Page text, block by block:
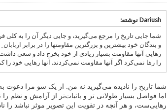
Dariush نوشته:
شما جایی تاریخ‌ را مرجع می‌گیرید، و جایی دیگر آن را به کلی
و بندگان خود بیشترین و بزرگترین مقاومتها را در برابر
رهایی آنها مقاومت بسیار زیادی از خود بخرج داد و سعی
را رها نمی‌کرد اگر آنها مقاومت نمی‌کردند. آنها رهایی خود را
شما تاریخ را نادیده می‌گیرید نه من. از یک سو مرا دعوت
اما فواصل بسیار طولانی تر و باثبات‌تر از آرامش و نظم
رهایی‌ست، و هر آنچه در تقویت این تصویر موثر نباشد را